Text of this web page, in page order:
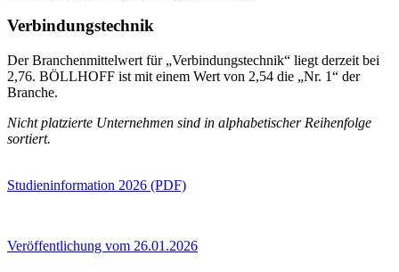
Verbindungstechnik
Der Branchenmittelwert für „Verbindungstechnik“ liegt derzeit bei
2,76. BÖLLHOFF ist mit einem Wert von 2,54 die „Nr. 1“ der
Branche.
Nicht platzierte Unternehmen sind in alphabetischer Reihenfolge
sortiert.
Studieninformation 2026 (PDF)
Veröffentlichung vom 26.01.2026